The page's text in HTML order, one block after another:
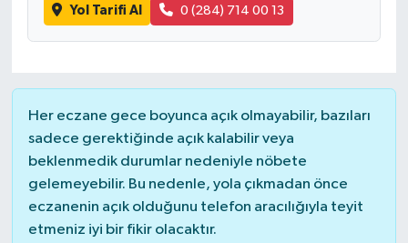
Yol Tarifi Al 0 (284) 714 00 13
Her eczane gece boyunca açık olmayabilir, bazıları
sadece gerektiğinde açık kalabilir veya
beklenmedik durumlar nedeniyle nöbete
gelemeyebilir. Bu nedenle, yola çıkmadan önce
eczanenin açık olduğunu telefon aracılığıyla teyit
etmeniz iyi bir fikir olacaktır.
REKLAM
SİYASET
SPOR
TARİH